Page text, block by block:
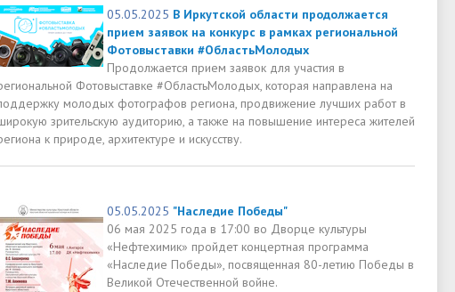
05.05.2025 В Иркутской области продолжается
прием заявок на конкурс в рамках региональной
Фотовыставки #ОбластьМолодых
Продолжается прием заявок для участия в
Фотовыставке #ОбластьМолодых, которая направлена на
молодых фотографов региона, продвижение лучших работ в
зрительскую аудиторию, а также на повышение интереса жителей
к природе, архитектуре и искусству.
05.05.2025 "Наследие Победы"
06 мая 2025 года в 17:00 во Дворце культуры
«Нефтехимик» пройдет концертная программа
«Наследие Победы», посвященная 80-летию Победы в
Великой Отечественной войне.